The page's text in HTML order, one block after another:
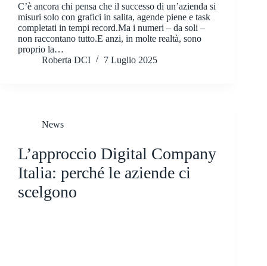
C’è ancora chi pensa che il successo di un’azienda si
misuri solo con grafici in salita, agende piene e task
completati in tempi record.Ma i numeri – da soli –
non raccontano tutto.E anzi, in molte realtà, sono
proprio la…
Roberta DCI
7 Luglio 2025
News
L’approccio Digital Company
Italia: perché le aziende ci
scelgono